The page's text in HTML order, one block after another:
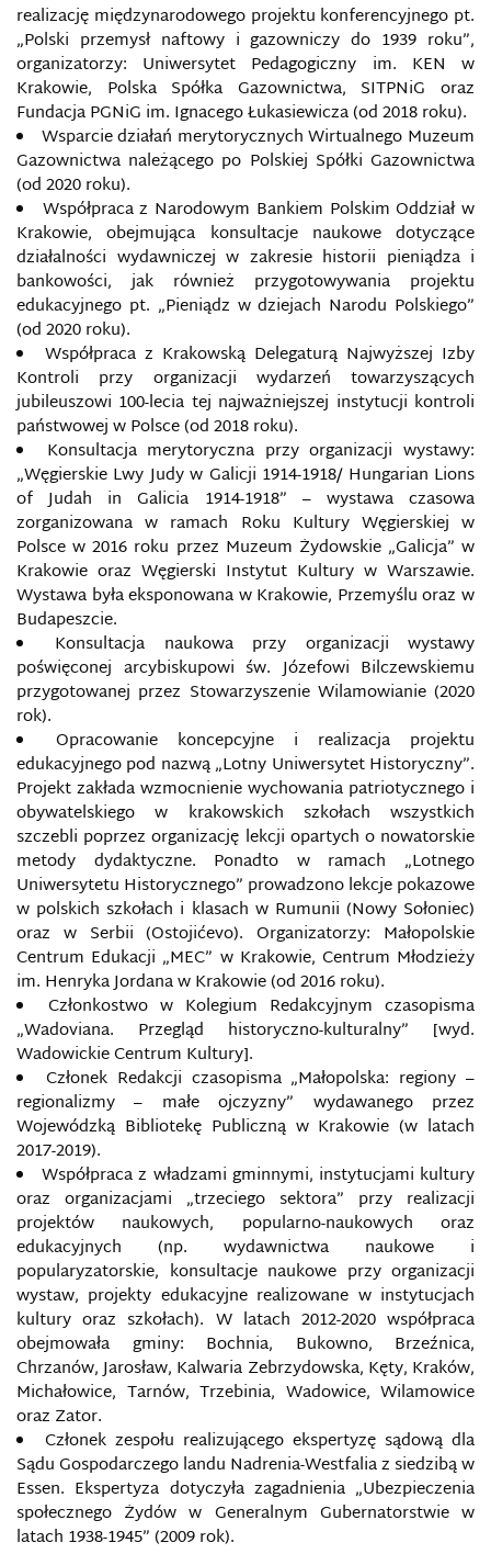
realizację międzynarodowego projektu konferencyjnego pt.
„Polski przemysł naftowy i gazowniczy do 1939 roku”,
organizatorzy: Uniwersytet Pedagogiczny im. KEN w
Krakowie, Polska Spółka Gazownictwa, SITPNiG oraz
Fundacja PGNiG im. Ignacego Łukasiewicza (od 2018 roku).
Wsparcie działań merytorycznych Wirtualnego Muzeum
Gazownictwa należącego po Polskiej Spółki Gazownictwa
(od 2020 roku).
Współpraca z Narodowym Bankiem Polskim Oddział w
Krakowie, obejmująca konsultacje naukowe dotyczące
działalności wydawniczej w zakresie historii pieniądza i
bankowości, jak również przygotowywania projektu
edukacyjnego pt. „Pieniądz w dziejach Narodu Polskiego”
(od 2020 roku).
Współpraca z Krakowską Delegaturą Najwyższej Izby
Kontroli przy organizacji wydarzeń towarzyszących
jubileuszowi 100-lecia tej najważniejszej instytucji kontroli
państwowej w Polsce (od 2018 roku).
Konsultacja merytoryczna przy organizacji wystawy:
„Węgierskie Lwy Judy w Galicji 1914-1918/ Hungarian Lions
of Judah in Galicia 1914-1918” – wystawa czasowa
zorganizowana w ramach Roku Kultury Węgierskiej w
Polsce w 2016 roku przez Muzeum Żydowskie „Galicja” w
Krakowie oraz Węgierski Instytut Kultury w Warszawie.
Wystawa była eksponowana w Krakowie, Przemyślu oraz w
Budapeszcie.
Konsultacja naukowa przy organizacji wystawy
poświęconej arcybiskupowi św. Józefowi Bilczewskiemu
przygotowanej przez Stowarzyszenie Wilamowianie (2020
rok).
Opracowanie koncepcyjne i realizacja projektu
edukacyjnego pod nazwą „Lotny Uniwersytet Historyczny”.
Projekt zakłada wzmocnienie wychowania patriotycznego i
obywatelskiego w krakowskich szkołach wszystkich
szczebli poprzez organizację lekcji opartych o nowatorskie
metody dydaktyczne. Ponadto w ramach „Lotnego
Uniwersytetu Historycznego” prowadzono lekcje pokazowe
w polskich szkołach i klasach w Rumunii (Nowy Sołoniec)
oraz w Serbii (Ostojićevo). Organizatorzy: Małopolskie
Centrum Edukacji „MEC” w Krakowie, Centrum Młodzieży
im. Henryka Jordana w Krakowie (od 2016 roku).
Członkostwo w Kolegium Redakcyjnym czasopisma
„Wadoviana. Przegląd historyczno-kulturalny” [wyd.
Wadowickie Centrum Kultury].
Członek Redakcji czasopisma „Małopolska: regiony –
regionalizmy – małe ojczyzny” wydawanego przez
Wojewódzką Bibliotekę Publiczną w Krakowie (w latach
2017-2019).
Współpraca z władzami gminnymi, instytucjami kultury
oraz organizacjami „trzeciego sektora” przy realizacji
projektów naukowych, popularno-naukowych oraz
edukacyjnych (np. wydawnictwa naukowe i
popularyzatorskie, konsultacje naukowe przy organizacji
wystaw, projekty edukacyjne realizowane w instytucjach
kultury oraz szkołach). W latach 2012-2020 współpraca
obejmowała gminy: Bochnia, Bukowno, Brzeźnica,
Chrzanów, Jarosław, Kalwaria Zebrzydowska, Kęty, Kraków,
Michałowice, Tarnów, Trzebinia, Wadowice, Wilamowice
oraz Zator.
Członek zespołu realizującego ekspertyzę sądową dla
Sądu Gospodarczego landu Nadrenia-Westfalia z siedzibą w
Essen. Ekspertyza dotyczyła zagadnienia „Ubezpieczenia
społecznego Żydów w Generalnym Gubernatorstwie w
latach 1938-1945” (2009 rok).